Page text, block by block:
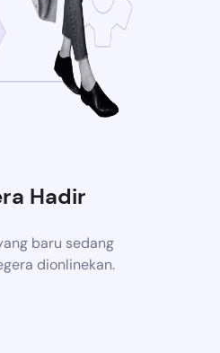
Hadir
baru sedang
dionlinekan.